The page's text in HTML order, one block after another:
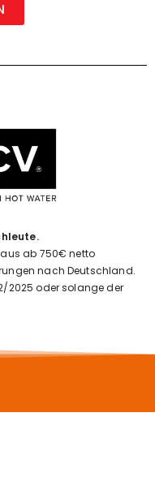
ab 750€ netto
nach Deutschland.
2025 oder solange der